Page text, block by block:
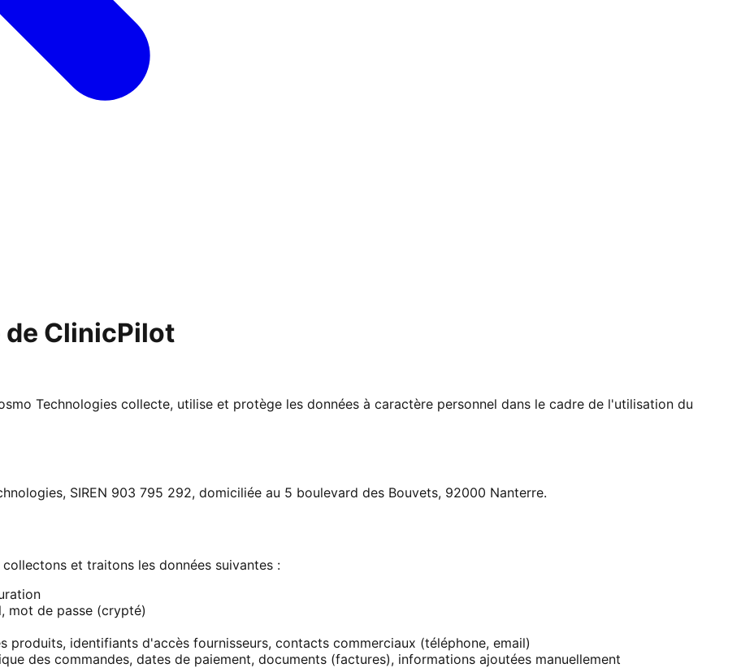
ClinicPilot
Technologies collecte, utilise et protège les données à caractère personnel dans le cadre de l'utilisation du
SIREN 903 795 292, domiciliée au 5 boulevard des Bouvets, 92000 Nanterre.
et traitons les données suivantes :
mot de passe (crypté)
produits, identifiants d'accès fournisseurs, contacts commerciaux (téléphone, email)
des commandes, dates de paiement, documents (factures), informations ajoutées manuellement